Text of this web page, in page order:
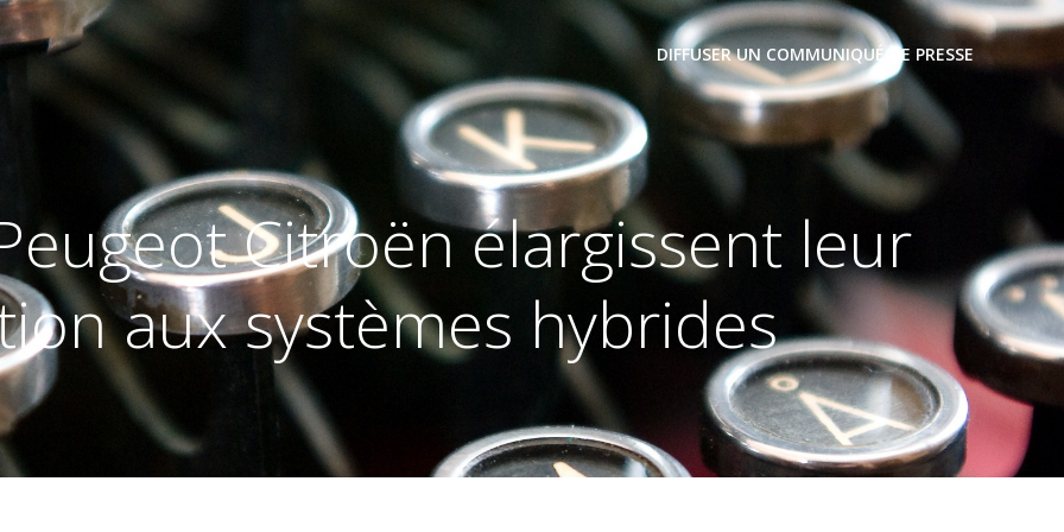
DIFFUSER UN COMMUNIQUÉ DE PRESSE
Citroën élargissent leur
aux systèmes hybrides